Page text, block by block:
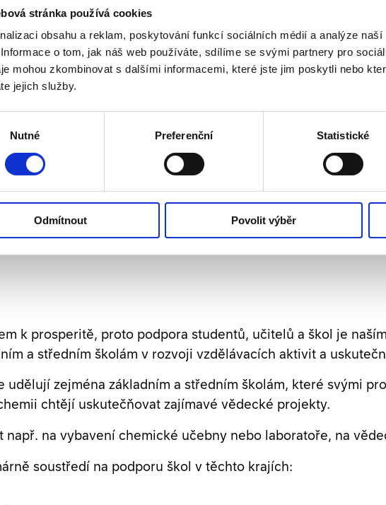
stránka používá cookies
obsahu a reklam, poskytování funkcí sociálních médií a analýze
o tom, jak náš web používáte, sdílíme se svými partnery pro
mohou zkombinovat s dalšími informacemi, které jste jim poskytli nebo
jejich služby.
Nutné Preferenční Statistické
Odmítnout Povolit výběr
k prosperitě, proto podpora studentů, učitelů a škol je
a středním školám v rozvoji vzdělávacích aktivit a
udělují zejména základním a středním školám, které svými
chtějí uskutečňovat zajímavé vědecké projekty.
např. na vybavení chemické učebny nebo laboratoře, na
soustředí na podporu škol v těchto krajích: